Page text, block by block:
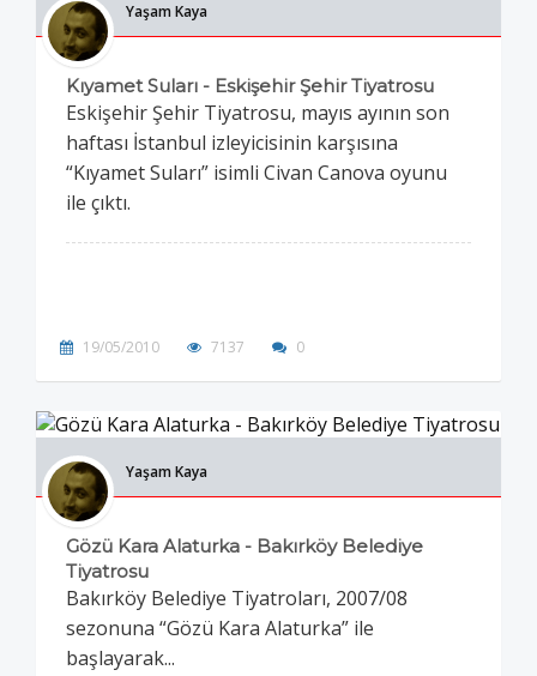
Yaşam Kaya
Kıyamet Suları - Eskişehir Şehir Tiyatrosu
Eskişehir Şehir Tiyatrosu, mayıs ayının son
haftası İstanbul izleyicisinin karşısına
“Kıyamet Suları” isimli Civan Canova oyunu
ile çıktı.
19/05/2010 7137 0
Yaşam Kaya
Gözü Kara Alaturka - Bakırköy Belediye
Tiyatrosu
Bakırköy Belediye Tiyatroları, 2007/08
sezonuna “Gözü Kara Alaturka” ile
başlayarak...